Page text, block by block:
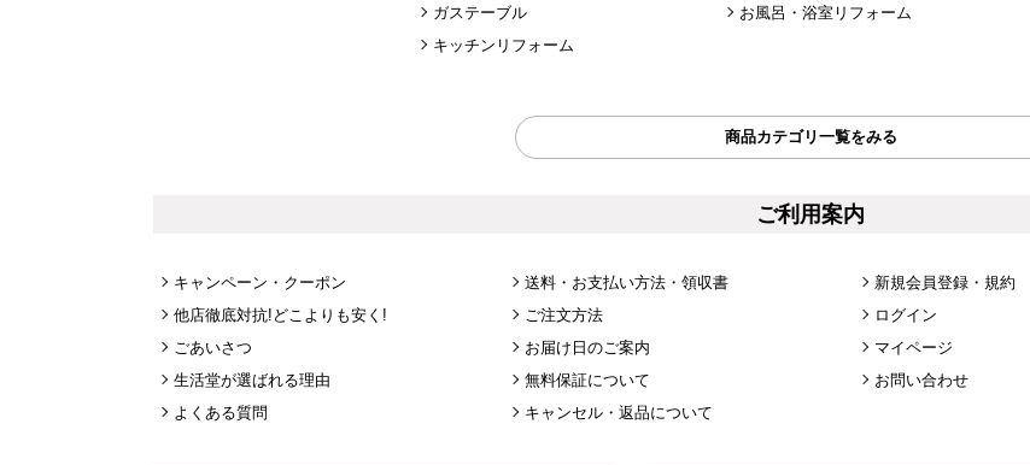
ガステーブル
キッチンリフォーム
お風呂・浴室リフォーム
商品カテゴリ一覧をみる
ご利用案内
キャンペーン・クーポン
他店徹底対抗!どこよりも安く!
ごあいさつ
生活堂が選ばれる理由
よくある質問
送料・お支払い方法・領収書
ご注文方法
お届け日のご案内
無料保証について
キャンセル・返品について
新規会員登録・規約
ログイン
マイページ
お問い合わせ